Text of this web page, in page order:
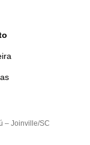
– Joinville/SC